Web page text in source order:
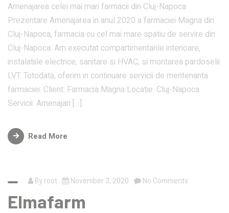
Amenajarea celei mai mari farmacii din Cluj-Napoca
Prezentare Amenajarea in anul 2020 a farmaciei Magna din
Cluj-Napoca, farmacia cu cel mai mare spatiu de servire din
Cluj-Napoca. Am executat compartimentarile interioare,
instalatiile electrice, sanitare si HVAC, si montarea pardoselii
LVT. Totodata, oferim in continuare servicii de mentenanta
farmaciei. Client: Farmacia Magna Locatie: Cluj-Napoca
Servicii: Amenajari […]
Read More
Byroot November 3, 2020 No Comments
Elmafarm